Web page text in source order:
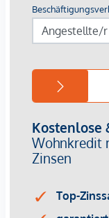
dieser
werden dürfen.
Objekt. Für
stehen wir Ihnen
national - Tel:0670
international - Tel:
Wir weisen darauf